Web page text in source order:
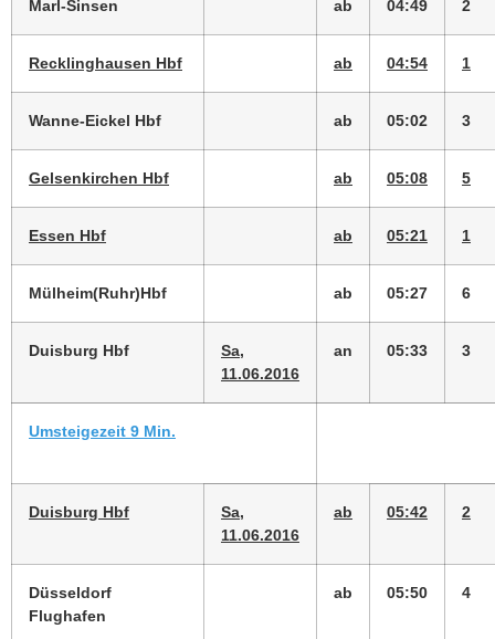
Marl-Sinsen ab 04:49 2
Recklinghausen Hbf ab 04:54 1
Wanne-Eickel Hbf ab 05:02 3
Gelsenkirchen Hbf ab 05:08 5
Essen Hbf ab 05:21 1
Mülheim(Ruhr)Hbf ab 05:27 6
Duisburg Hbf
Sa,
11.06.2016
an 05:33 3
Umsteigezeit 9 Min.
Duisburg Hbf
Sa,
11.06.2016
ab 05:42 2
Düsseldorf
Flughafen
ab 05:50 4